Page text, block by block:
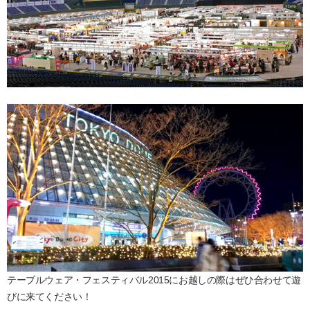
テーブルウェア・フェスティバル2015にお越しの際はぜひ合わせて遊
びに来てください！